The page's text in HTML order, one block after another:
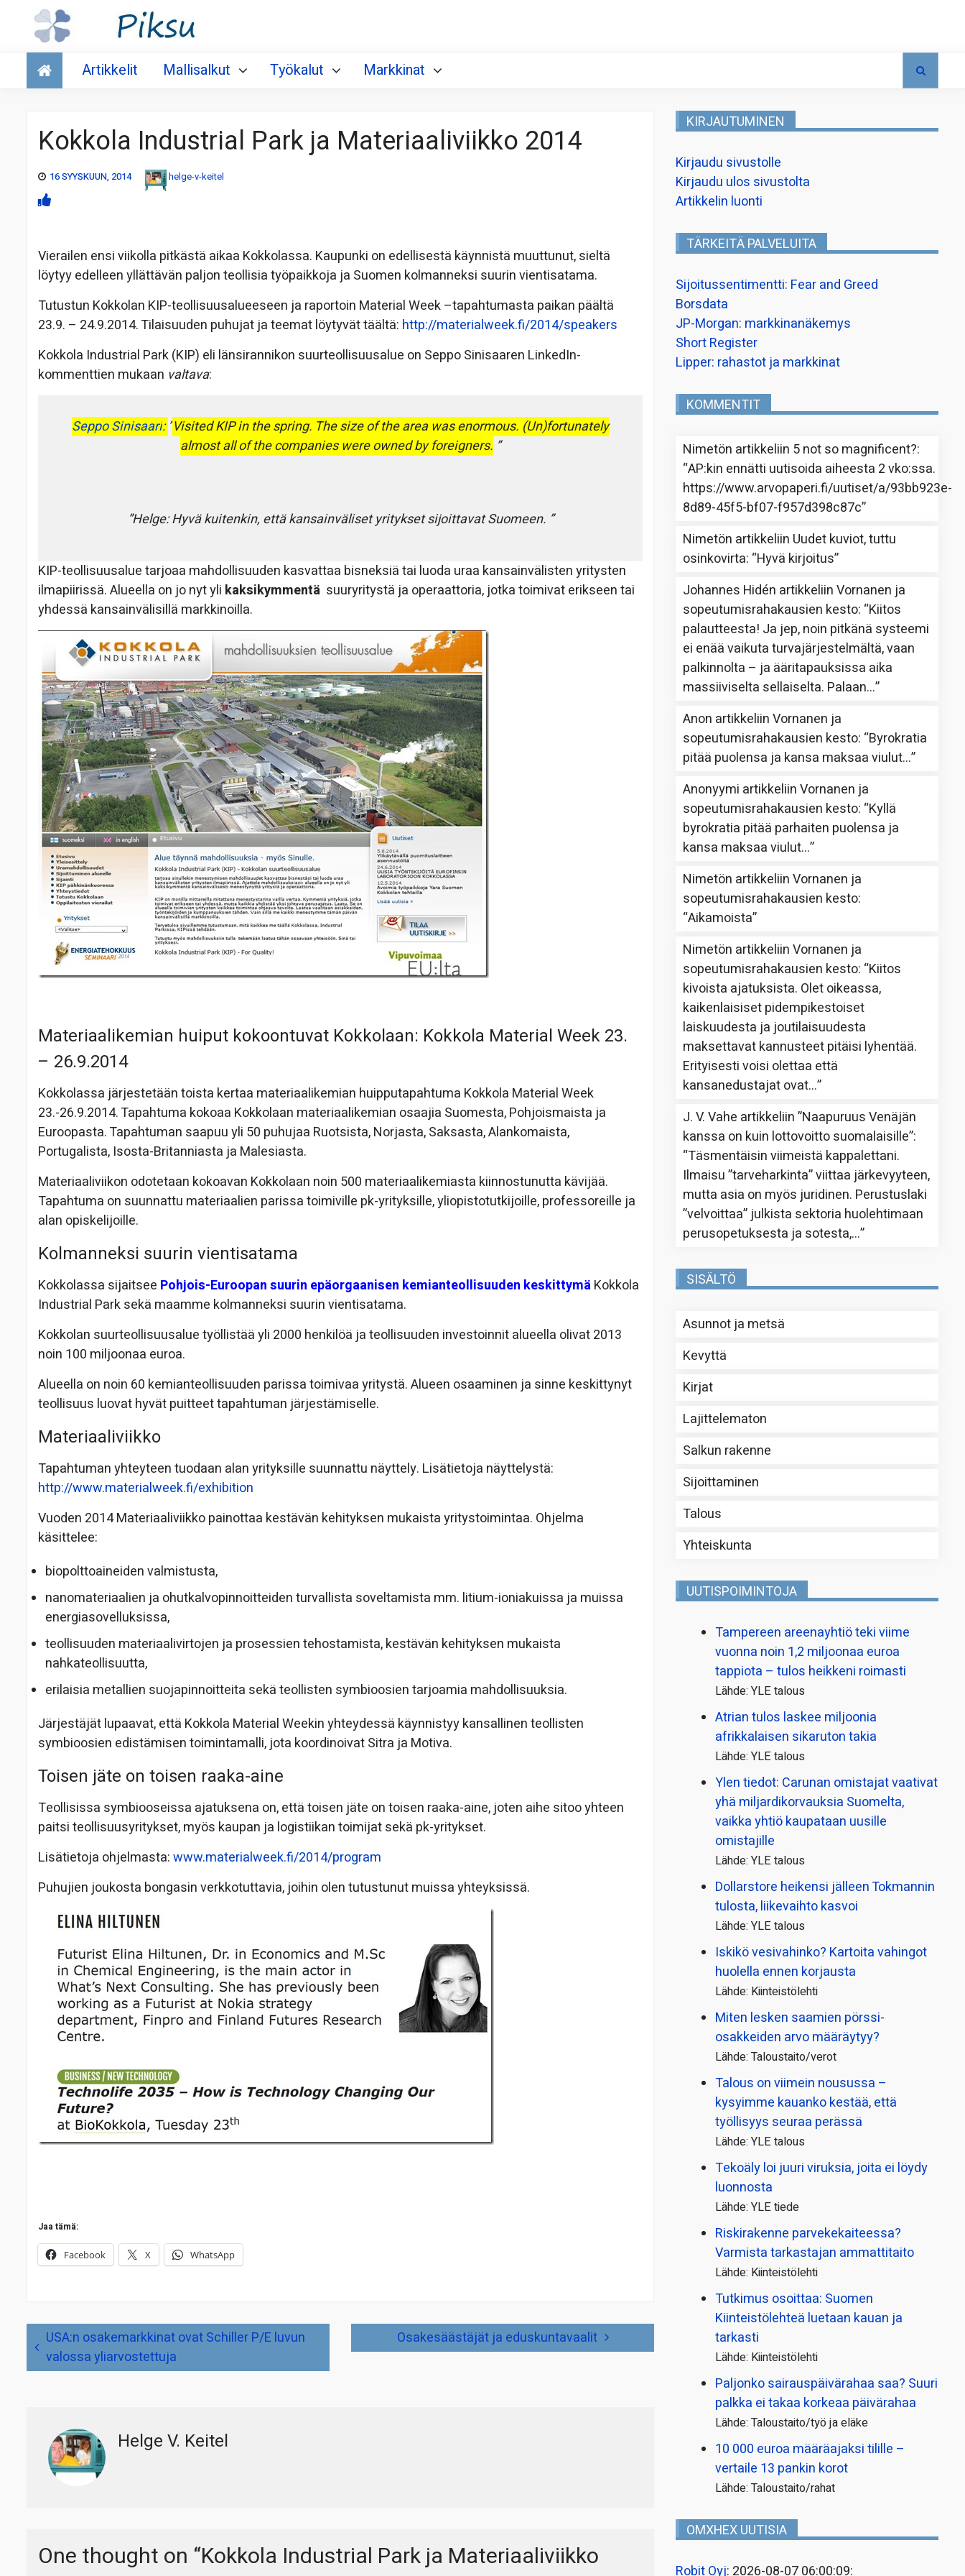
Talous
Artikkelit Mallisalkut Työkalut Markkinat
Kokkola Industrial Park ja Materiaaliviikko 2014
16 SYYSKUUN, 2014 helge-v-keitel
Vierailen ensi viikolla pitkästä aikaa Kokkolassa. Kaupunki on edellisestä käynnistä muuttunut, sieltä
löytyy edelleen yllättävän paljon teollisia työpaikkoja ja Suomen kolmanneksi suurin vientisatama.
Tutustun Kokkolan KIP-teollisuusalueeseen ja raportoin Material Week –tapahtumasta paikan päältä
23.9. – 24.9.2014. Tilaisuuden puhujat ja teemat löytyvät täältä: http://materialweek.fi/2014/speakers
Kokkola Industrial Park (KIP) eli länsirannikon suurteollisuusalue on Seppo Sinisaaren LinkedIn-
kommenttien mukaan valtava:
Seppo Sinisaari: Visited KIP in the spring. The size of the area was enormous. (Un)fortunately
almost all of the companies were owned by foreigners.
Helge: Hyvä kuitenkin, että kansainväliset yritykset sijoittavat Suomeen.
KIP-teollisuusalue tarjoaa mahdollisuuden kasvattaa bisneksiä tai luoda uraa kansainvälisten yritysten
ilmapiirissä. Alueella on jo nyt yli kaksikymmentä suuryritystä ja operaattoria, jotka toimivat erikseen tai
yhdessä kansainvälisillä markkinoilla.
Materiaalikemian huiput kokoontuvat Kokkolaan: Kokkola Material Week 23.
– 26.9.2014
Kokkolassa järjestetään toista kertaa materiaalikemian huipputapahtuma Kokkola Material Week
23.-26.9.2014. Tapahtuma kokoaa Kokkolaan materiaalikemian osaajia Suomesta, Pohjoismaista ja
Euroopasta. Tapahtuman saapuu yli 50 puhujaa Ruotsista, Norjasta, Saksasta, Alankomaista,
Portugalista, Isosta-Britanniasta ja Malesiasta.
Materiaaliviikon odotetaan kokoavan Kokkolaan noin 500 materiaalikemiasta kiinnostunutta kävijää.
Tapahtuma on suunnattu materiaalien parissa toimiville pk-yrityksille, yliopistotutkijoille, professoreille ja
alan opiskelijoille.
Kolmanneksi suurin vientisatama
Kokkolassa sijaitsee Pohjois-Euroopan suurin epäorgaanisen kemianteollisuuden keskittymäKokkola
Industrial Park sekä maamme kolmanneksi suurin vientisatama.
Kokkolan suurteollisuusalue työllistää yli 2000 henkilöä ja teollisuuden investoinnit alueella olivat 2013
noin 100 miljoonaa euroa.
Alueella on noin 60 kemianteollisuuden parissa toimivaa yritystä. Alueen osaaminen ja sinne keskittynyt
teollisuus luovat hyvät puitteet tapahtuman järjestämiselle.
Materiaaliviikko
Tapahtuman yhteyteen tuodaan alan yrityksille suunnattu näyttely. Lisätietoja näyttelystä:
http://www.materialweek.fi/exhibition
Vuoden 2014 Materiaaliviikko painottaa kestävän kehityksen mukaista yritystoimintaa. Ohjelma
käsittelee:
biopolttoaineiden valmistusta,
nanomateriaalien ja ohutkalvopinnoitteiden turvallista soveltamista mm. litium-ioniakuissa ja muissa
energiasovelluksissa,
teollisuuden materiaalivirtojen ja prosessien tehostamista, kestävän kehityksen mukaista
nahkateollisuutta,
erilaisia metallien suojapinnoitteita sekä teollisten symbioosien tarjoamia mahdollisuuksia.
Järjestäjät lupaavat, että Kokkola Material Weekin yhteydessä käynnistyy kansallinen teollisten
symbioosien edistämisen toimintamalli, jota koordinoivat Sitra ja Motiva.
Toisen jäte on toisen raaka-aine
Teollisissa symbiooseissa ajatuksena on, että toisen jäte on toisen raaka-aine, joten aihe sitoo yhteen
paitsi teollisuusyritykset, myös kaupan ja logistiikan toimijat sekä pk-yritykset.
Lisätietoja ohjelmasta:www.materialweek.fi/2014/program
Puhujien joukosta bongasin verkkotuttavia, joihin olen tutustunut muissa yhteyksissä.
Jaa tämä:
Facebook X WhatsApp
Artikkelien
selausUSA:n osakemarkkinat ovat Schiller P/E luvun
valossa yliarvostettuja
Osakesäästäjät ja eduskuntavaalit
Helge V. Keitel
One thought on “Kokkola Industrial Park ja Materiaaliviikko
KIRJAUTUMINEN
Kirjaudu sivustolle
Kirjaudu ulos sivustolta
Artikkelin luonti
TÄRKEITÄ PALVELUITA
Sijoitussentimentti: Fear and Greed
Borsdata
JP-Morgan: markkinanäkemys
Short Register
Lipper: rahastot ja markkinat
KOMMENTIT
Nimetön artikkeliin 5 not so magnificent?:
“AP:kin ennätti uutisoida aiheesta 2 vko:ssa.
https://www.arvopaperi.fi/uutiset/a/93bb923e-
8d89-45f5-bf07-f957d398c87c”
Nimetön artikkeliin Uudet kuviot, tuttu
osinkovirta: “Hyvä kirjoitus”
Johannes Hidén artikkeliinVornanen ja
sopeutumisrahakausien kesto: “Kiitos
palautteesta! Ja jep, noin pitkänä systeemi
ei enää vaikuta turvajärjestelmältä, vaan
palkinnolta – ja ääritapauksissa aika
massiiviselta sellaiselta. Palaan…”
Anon artikkeliinVornanen ja
sopeutumisrahakausien kesto: “Byrokratia
pitää puolensa ja kansa maksaa viulut…”
Anonyymi artikkeliinVornanen ja
sopeutumisrahakausien kesto: “Kyllä
byrokratia pitää parhaiten puolensa ja
kansa maksaa viulut…”
Nimetön artikkeliinVornanen ja
sopeutumisrahakausien kesto:
“Aikamoista”
Nimetön artikkeliinVornanen ja
sopeutumisrahakausien kesto: “Kiitos
kivoista ajatuksista. Olet oikeassa,
kaikenlaisiset pidempikestoiset
laiskuudesta ja joutilaisuudesta
maksettavat kannusteet pitäisi lyhentää.
Erityisesti voisi olettaa että
kansanedustajat ovat…”
J. V. Vahe artikkeliin”Naapuruus Venäjän
kanssa on kuin lottovoitto suomalaisille”:
“Täsmentäisin viimeistä kappalettani.
Ilmaisu ”tarveharkinta” viittaa järkevyyteen,
mutta asia on myös juridinen. Perustuslaki
”velvoittaa” julkista sektoria huolehtimaan
perusopetuksesta ja sotesta,…”
SISÄLTÖ
Asunnot ja metsä
Kevyttä
Kirjat
Lajittelematon
Salkun rakenne
Sijoittaminen
Talous
Yhteiskunta
UUTISPOIMINTOJA
Tampereen areenayhtiö teki viime
vuonna noin 1,2 miljoonaa euroa
tappiota – tulos heikkeni roimasti
Lähde: YLE talous
Atrian tulos laskee miljoonia
afrikkalaisen sikaruton takia
Lähde: YLE talous
Ylen tiedot: Carunan omistajat vaativat
yhä miljardi­korvauksia Suomelta,
vaikka yhtiö kaupataan uusille
omistajille
Lähde: YLE talous
Dollarstore heikensi jälleen Tokmannin
tulosta, liikevaihto kasvoi
Lähde: YLE talous
Iskikö vesivahinko? Kartoita vahingot
huolella ennen korjausta
Lähde: Kiinteistölehti
Miten lesken saamien pörssi­
osakkeiden arvo määräytyy?
Lähde: Taloustaito/verot
Talous on viimein nousussa –
kysyimme kauanko kestää, että
työllisyys seuraa perässä
Lähde: YLE talous
Tekoäly loi juuri viruksia, joita ei löydy
luonnosta
Lähde: YLE tiede
Riskirakenne parvekekaiteessa?
Varmista tarkastajan ammattitaito
Lähde: Kiinteistölehti
Tutkimus osoittaa: Suomen
Kiinteistölehteä luetaan kauan ja
tarkasti
Lähde: Kiinteistölehti
Paljonko sairauspäivä­rahaa saa? Suuri
palkka ei takaa korkeaa päivärahaa
Lähde: Taloustaito/työ ja eläke
10 000 euroa määräajaksi tilille –
vertaile 13 pankin korot
Lähde: Taloustaito/rahat
OMXHEX UUTISIA
Robit Oyj: 2026-08-07 06:00:09: